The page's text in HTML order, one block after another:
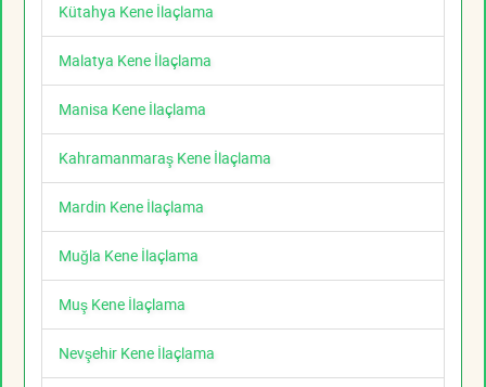
Kütahya Kene İlaçlama
Malatya Kene İlaçlama
Manisa Kene İlaçlama
Kahramanmaraş Kene İlaçlama
Mardin Kene İlaçlama
Muğla Kene İlaçlama
Muş Kene İlaçlama
Nevşehir Kene İlaçlama